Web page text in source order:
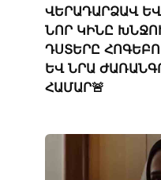
ՎԵՐԱԴԱՐՁԱՎ
ՆՈՐ ԿԻՆԸ
ԴՍՏԵՐԸ
ԵՎ ՆՐԱ
ՀԱՄԱՐ🚨